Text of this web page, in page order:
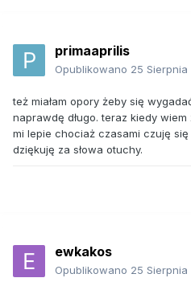
primaaprilis
Opublikowano 25 Sierpnia
też miałam opory żeby się
naprawdę długo. teraz kiedy
mi lepie chociaż czasami czuję
dziękuję za słowa otuchy.
ewkakos
Opublikowano 25 Sierpnia